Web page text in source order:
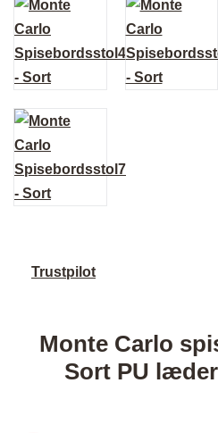
Trustpilot
Monte Carlo
Sort PU